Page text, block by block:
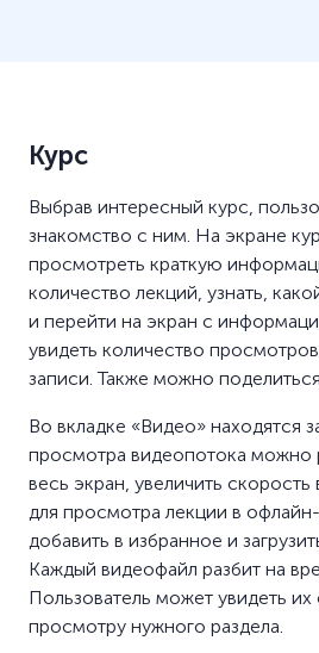
Курс
Выбрав интересный курс,
знакомство с ним. На экране
просмотреть краткую
количество лекций, узнать,
и перейти на экран с
увидеть количество
записи. Также можно
Во вкладке «Видео» находятся
просмотра видеопотока можно
весь экран, увеличить
для просмотра лекции в
добавить в избранное и
Каждый видеофайл разбит на
Пользователь может увидеть
просмотру нужного раздела.